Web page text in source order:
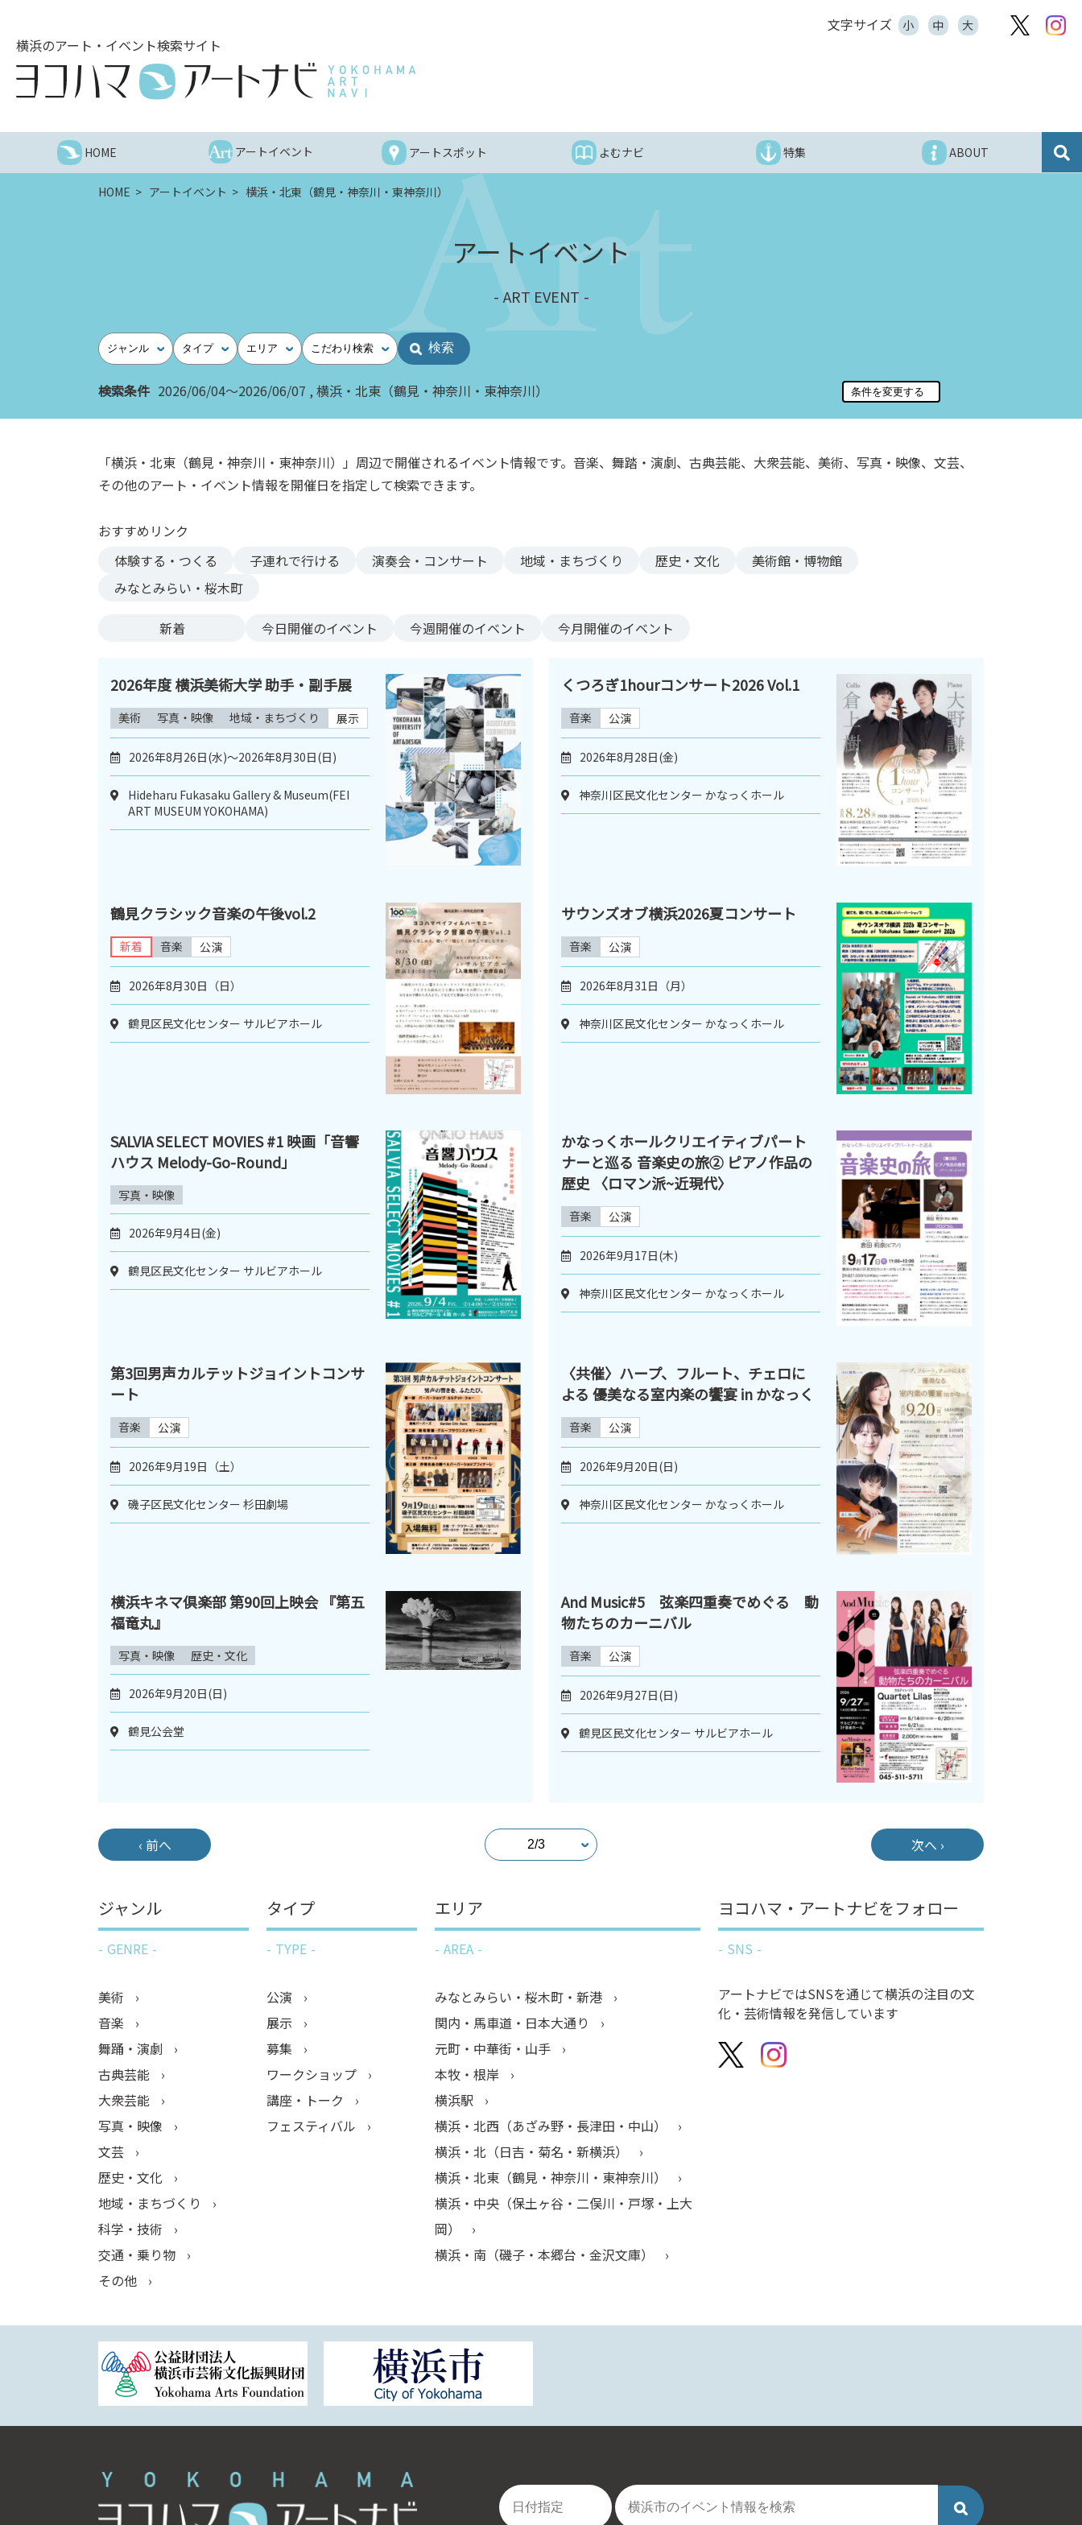
へ
文字サイズ 小 中 大
横浜のアート・イベント検索サイト
HOME アートイベント アートスポット よむナビ 特集 ABOUT
HOME アートイベント 横浜・北東（鶴見・神奈川・東神奈川）
アートイベント
ART EVENT
ジャンル タイプ エリア こだわり検索
検索条件 2026/06/04～2026/06/07 横浜・北東（鶴見・神奈川・東神奈川）
「横浜・北東（鶴見・神奈川・東神奈川）」周辺で開催されるイベント情報です。音楽、舞踏・演劇、古典芸能、大衆芸能、美術、写真・映像、文芸、
その他のアート・イベント情報を開催日を指定して検索できます。
おすすめリンク
体験する・つくる
子連れで行ける 演奏会・コンサート 地域・まちづくり 歴史・文化
美術館・博物館
みなとみらい・桜木町
新着 今日開催のイベント 今週開催のイベント 今月開催のイベント
2026年度 横浜美術大学 助手・副手展
美術 写真・映像 地域・まちづくり 展示
2026年8月26日(水)～2026年8月30日(日)
Hideharu Fukasaku Gallery & Museum(FEI
ART MUSEUM YOKOHAMA)
くつろぎ1hourコンサート2026 Vol.1
音楽 公演
2026年8月28日(金)
神奈川区民文化センター かなっくホール
鶴見クラシック音楽の午後vol.2
新着 音楽 公演
2026年8月30日（日）
鶴見区民文化センター サルビアホール
サウンズオブ横浜2026夏コンサート
音楽 公演
2026年8月31日（月）
神奈川区民文化センター かなっくホール
SALVIA SELECT MOVIES #1 映画「音響
ハウス Melody-Go-Round」
写真・映像
2026年9月4日(金)
鶴見区民文化センター サルビアホール
かなっくホールクリエイティブパート
ナーと巡る 音楽史の旅② ピアノ作品の
歴史 〈ロマン派~近現代〉
音楽 公演
2026年9月17日(木)
神奈川区民文化センター かなっくホール
第3回男声カルテットジョイントコンサ
ート
音楽 公演
2026年9月19日（土）
磯子区民文化センター 杉田劇場
〈共催〉ハープ、フルート、チェロに
よる 優美なる室内楽の饗宴 in かなっく
音楽 公演
2026年9月20日(日)
神奈川区民文化センター かなっくホール
横浜キネマ倶楽部 第90回上映会 『第五
福竜丸』
写真・映像 歴史・文化
2026年9月20日(日)
鶴見公会堂
And Music#5 弦楽四重奏でめぐる 動
物たちのカーニバル
音楽 公演
2026年9月27日(日)
鶴見区民文化センター サルビアホール
‹ 前へ 次へ ›
ジャンル
GENRE
美術
音楽
舞踊・演劇
古典芸能
大衆芸能
写真・映像
文芸
歴史・文化
地域・まちづくり
科学・技術
交通・乗り物
その他
タイプ
TYPE
公演
展示
募集
ワークショップ
講座・トーク
フェスティバル
エリア
AREA
みなとみらい・桜木町・新港
関内・馬車道・日本大通り
元町・中華街・山手
本牧・根岸
横浜駅
横浜・北西（あざみ野・長津田・中山）
横浜・北（日吉・菊名・新横浜）
横浜・北東（鶴見・神奈川・東神奈川）
横浜・中央（保土ヶ谷・二俣川・戸塚・上大
岡）
横浜・南（磯子・本郷台・金沢文庫）
ヨコハマ・アートナビをフォロー
SNS
アートナビではSNSを通じて横浜の注目の文
化・芸術情報を発信しています